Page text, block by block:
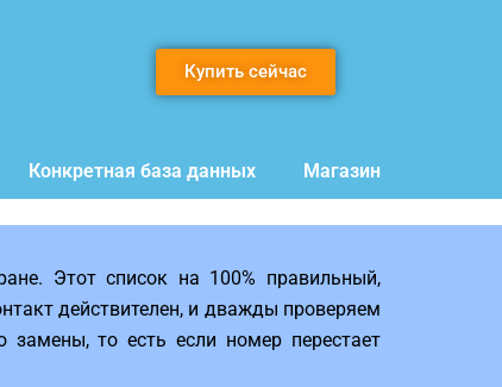
Купить сейчас
Конкретная база данных Магазин
Этот список на 100% правильный,
действителен, и дважды проверяем
то есть если номер перестает